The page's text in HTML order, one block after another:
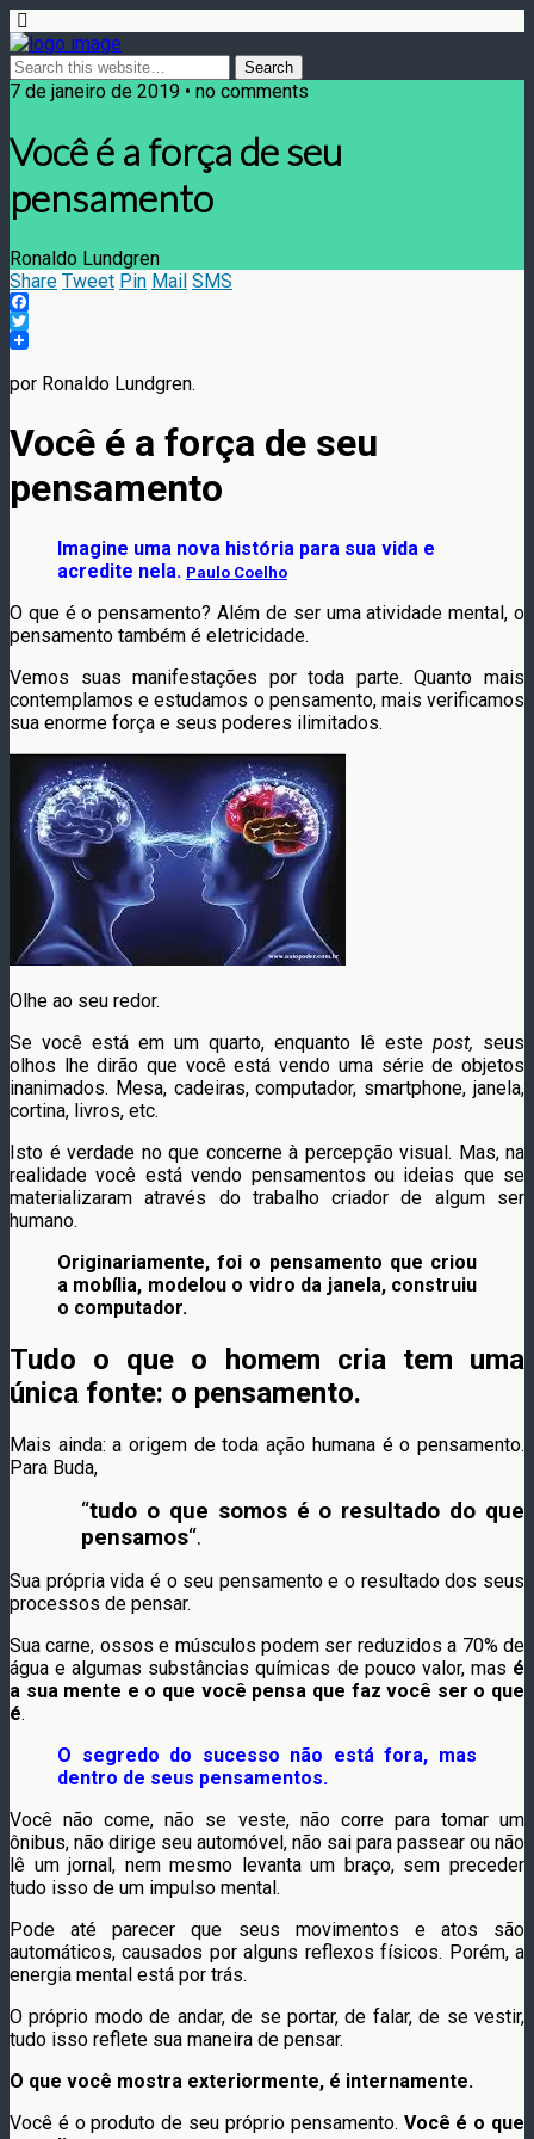
7 de janeiro de 2019 • no comments
Você é a força de seu
pensamento
Ronaldo Lundgren
Share Tweet Pin Mail SMS
Facebook
Twitter
por Ronaldo Lundgren.
Você é a força de seu
pensamento
Imagine uma nova história para sua vida e
acredite nela. Paulo Coelho
O que é o pensamento? Além de ser uma atividade mental, o
pensamento também é eletricidade.
Vemos suas manifestações por toda parte. Quanto mais
contemplamos e estudamos o pensamento, mais verificamos
sua enorme força e seus poderes ilimitados.
Olhe ao seu redor.
Se você está em um quarto, enquanto lê este post, seus
olhos lhe dirão que você está vendo uma série de objetos
inanimados. Mesa, cadeiras, computador, smartphone, janela,
cortina, livros, etc.
Isto é verdade no que concerne à percepção visual. Mas, na
realidade você está vendo pensamentos ou ideias que se
materializaram através do trabalho criador de algum ser
humano.
Originariamente, foi o pensamento que criou
a mobília, modelou o vidro da janela, construiu
o computador.
Tudo o que o homem cria tem uma
única fonte: o pensamento.
Mais ainda: a origem de toda ação humana é o pensamento.
Para Buda,
“tudo o que somos é o resultado do que
pensamos“.
Sua própria vida é o seu pensamento e o resultado dos seus
processos de pensar.
Sua carne, ossos e músculos podem ser reduzidos a 70% de
água e algumas substâncias químicas de pouco valor, mas é
a sua mente e o que você pensa que faz você ser o que
é.
O segredo do sucesso não está fora, mas
dentro de seus pensamentos.
Você não come, não se veste, não corre para tomar um
ônibus, não dirige seu automóvel, não sai para passear ou não
lê um jornal, nem mesmo levanta um braço, sem preceder
tudo isso de um impulso mental.
Pode até parecer que seus movimentos e atos são
automáticos, causados por alguns reflexos físicos. Porém, a
energia mental está por trás.
O próprio modo de andar, de se portar, de falar, de se vestir,
tudo isso reflete sua maneira de pensar.
O que você mostra exteriormente, é internamente.
Você é o produto de seu próprio pensamento. Você é o que